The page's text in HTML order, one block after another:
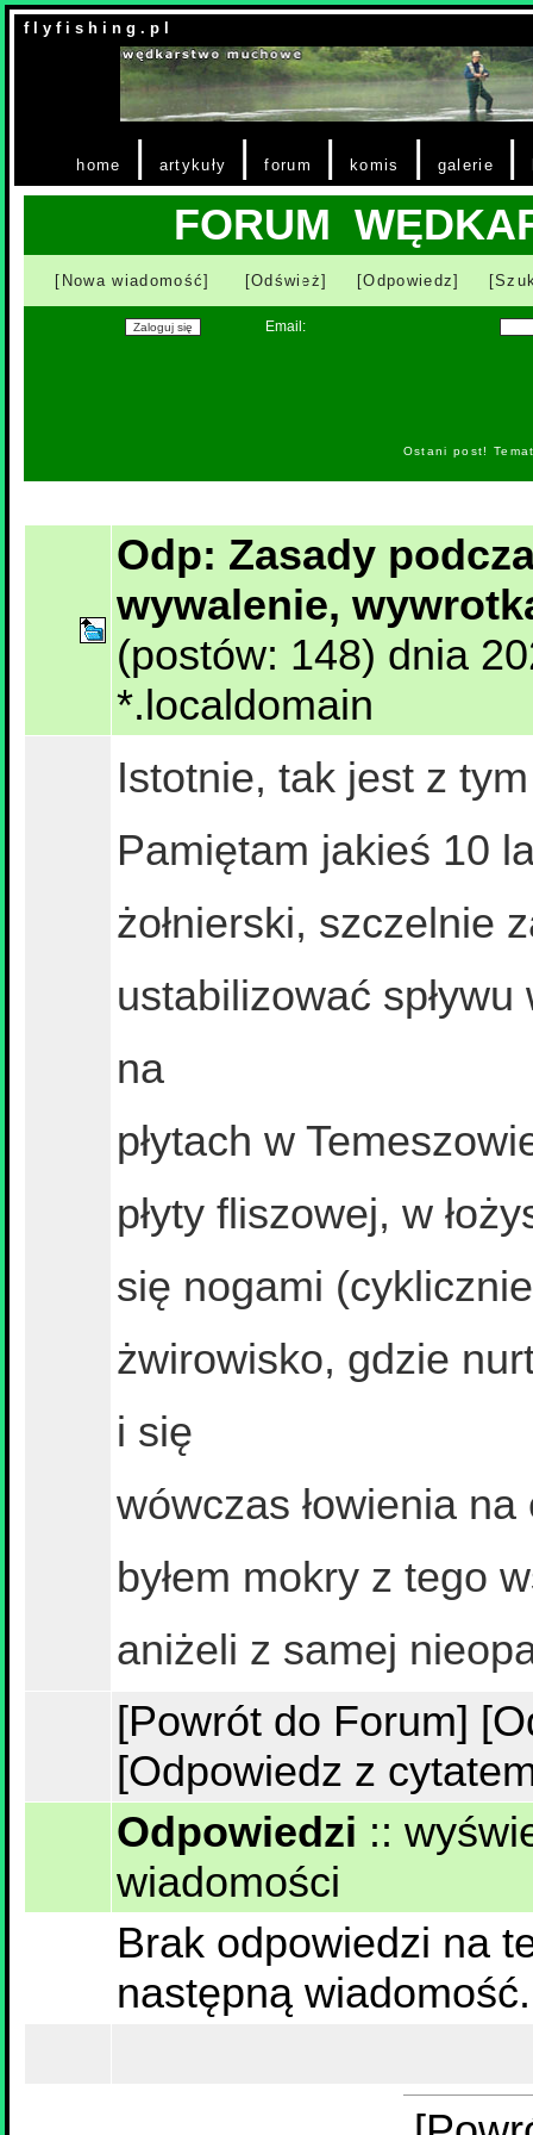
f l y f i s h i n g . p l
home | artykuły |forum | komis | galerie |
FORUM
[Nowa wiadomość] [Odśwież] [Odpowiedz]
Email:
Ostani post!
Odp: Zasady
wywalenie,
(postów: 148) dnia
*.localdomain
Istotnie, tak jest z
Pamiętam jakieś 10
żołnierski, szczelnie
ustabilizować spływu
na
płytach w
płyty fliszowej, w
się nogami
żwirowisko, gdzie
i się
wówczas łowienia
byłem mokry z tego
aniżeli z samej
[Powrót do Forum]
[Odpowiedz z
Odpowiedzi ::
wiadomości
Brak odpowiedzi na
następną wiadomość.